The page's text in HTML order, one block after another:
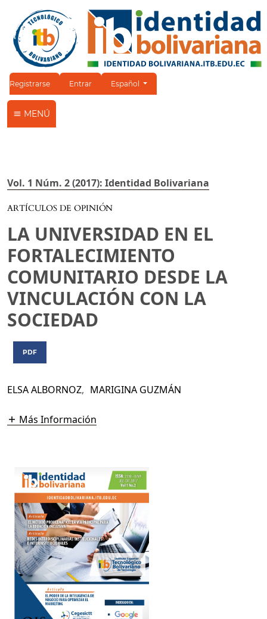
Registrarse Entrar Cambiar el idioma. El idioma actual es:
Español
MENÚ
Vol. 1 Núm. 2 (2017): Identidad Bolivariana
ARTÍCULOS DE OPINIÓN
LA UNIVERSIDAD EN EL
FORTALECIMIENTO
COMUNITARIO DESDE LA
VINCULACIÓN CON LA
SOCIEDAD
PDF
ELSA ALBORNOZ, MARIGINA GUZMÁN
Más Información